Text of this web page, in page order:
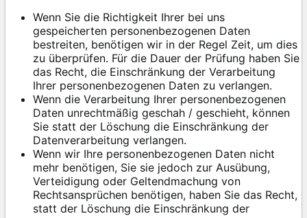
Wenn Sie die Richtigkeit Ihrer bei uns
gespeicherten personenbezogenen Daten
bestreiten, benötigen wir in der Regel Zeit, um dies
zu überprüfen. Für die Dauer der Prüfung haben Sie
das Recht, die Einschränkung der Verarbeitung
Ihrer personenbezogenen Daten zu verlangen.
Wenn die Verarbeitung Ihrer personenbezogenen
Daten unrechtmäßig geschah / geschieht, können
Sie statt der Löschung die Einschränkung der
Datenverarbeitung verlangen.
Wenn wir Ihre personenbezogenen Daten nicht
mehr benötigen, Sie sie jedoch zur Ausübung,
Verteidigung oder Geltendmachung von
Rechtsansprüchen benötigen, haben Sie das Recht,
statt der Löschung die Einschränkung der